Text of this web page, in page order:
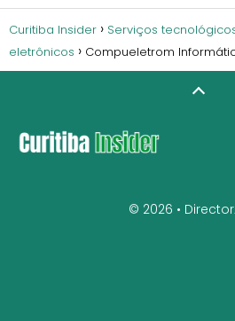
Curitiba Insider Serviços
eletrônicos
Compueletrom
© 2026 •